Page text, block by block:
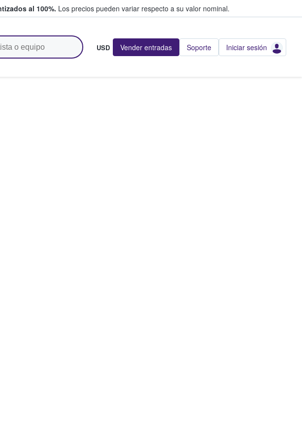
al 100%. Los precios pueden variar respecto a su valor nominal.
USD Vender entradas Soporte Iniciar sesión